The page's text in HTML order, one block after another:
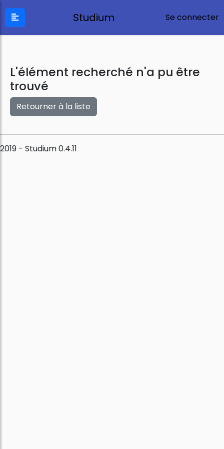
Studium Se connecter
L'élément recherché n'a pu être
trouvé
Retourner à la liste
2019 - Studium 0.4.11